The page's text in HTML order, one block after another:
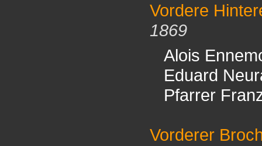
Vordere
1869
Alois
Eduard
Pfarrer
Vorderer